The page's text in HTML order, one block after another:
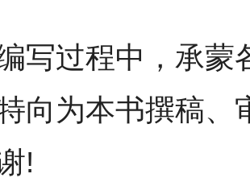
写过程中，承蒙
向为本书撰稿、
!